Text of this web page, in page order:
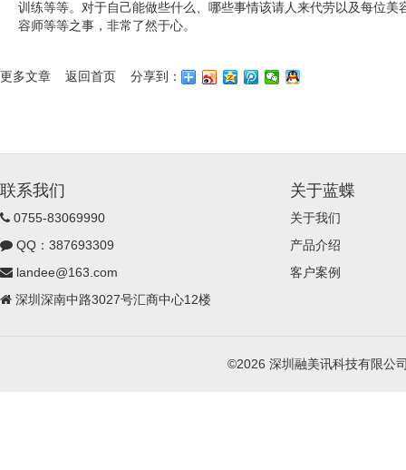
训练等等。对于自己能做些什么、哪些事情该请人来代劳以及每位美
容师等等之事，非常了然于心。­
更多文章 返回首页 分享到：
联系我们
0755-83069990
QQ：387693309
landee@163.com
深圳深南中路3027号汇商中心12楼
关于蓝蝶
关于我们
产品介绍
客户案例
©2026 深圳融美讯科技有限公